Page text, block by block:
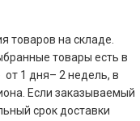
товаров на складе.
товары есть в
от 1 дня– 2 недель, в
Если заказываемый
срок доставки